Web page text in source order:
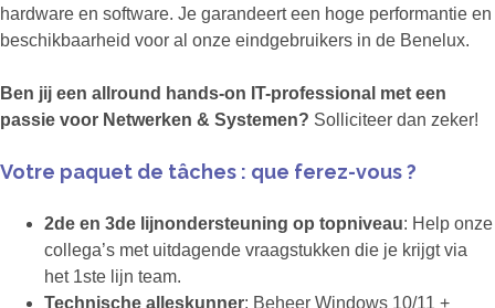
hardware en software. Je garandeert een hoge performantie en
beschikbaarheid voor al onze eindgebruikers in de Benelux.
Ben jij een allround hands-on IT-professional met een
passie voor Netwerken & Systemen? Solliciteer dan zeker!
Votre paquet de tâches : que ferez-vous ?
2de en 3de lijnondersteuning op topniveau: Help onze
collega’s met uitdagende vraagstukken die je krijgt via
het 1ste lijn team.
Technische alleskunner: Beheer Windows 10/11 +